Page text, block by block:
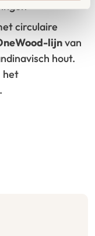
circulaire
lijnvan
hout.
het
.